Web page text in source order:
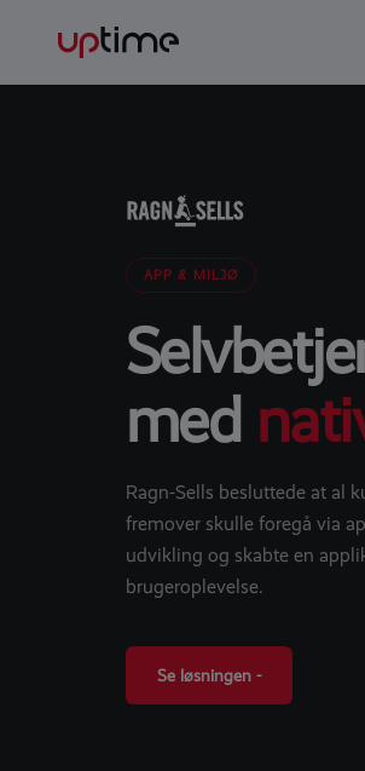
APP & MILJØ
med
Ragn-Sells besluttede at al
fremover skulle foregå via
udvikling og skabte en
brugeroplevelse.
Se løsningen -